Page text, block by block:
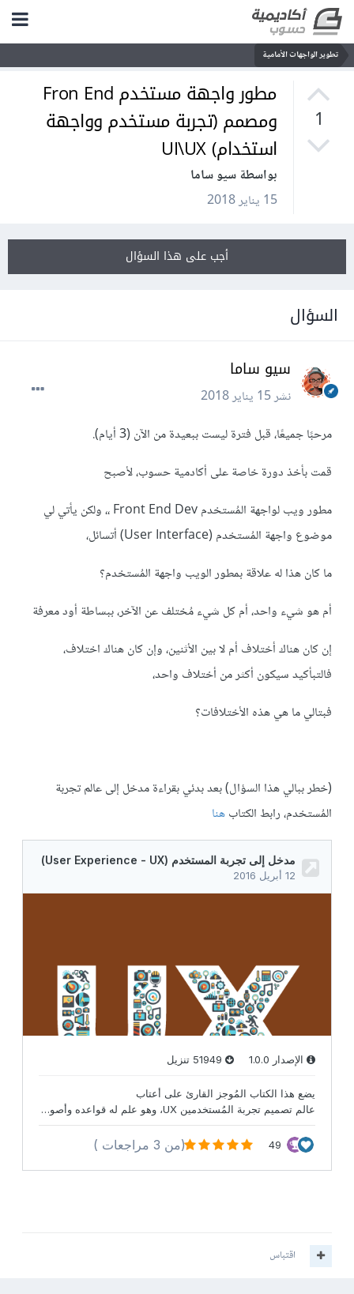
تطوير الواجهات الأمامية
1
مطور واجهة مستخدم Fron End
ومصمم (تجربة مستخدم وواجهة
استخدام) UI\UX
بواسطة سيو ساما
15 يناير 2018
أجب على هذا السؤال
السؤال
سيو ساما
نشر15 يناير 2018
مرحبًا جميعًا، قبل فترة ليست ببعيدة من الآن (3 أيام).
قمت بأخذ دورة خاصة على أكادمية حسوب، لأصبح
مطور ويب لواجهة المُستخدم Front End Dev ،، ولكن يأتي لي
موضوع واجهة المُستخدم (User Interface) أتسائل،
ما كان هذا له علاقة بمطور الويب واجهة المُستخدم؟
أم هو شيء واحد، أم كل شيء مُختلف عن الآخر، ببساطة أود معرفة
إن كان هناك أختلاف أم لا بين الأثنين، وإن كان هناك اختلاف،
فالتبأكيد سيكون أكثر من أختلاف واحد،
فبتالي ما هي هذه الأختلافات؟
(خطر ببالي هذا السؤال) بعد بدئي بقراءة مدخل إلى عالم تجربة
المُستخدم، رابط الكتابهنا
اقتباس